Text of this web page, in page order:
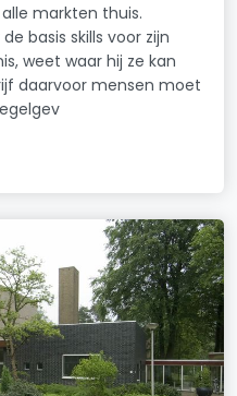
markten thuis.
basis skills voor zijn
weet waar hij ze kan
daarvoor mensen moet